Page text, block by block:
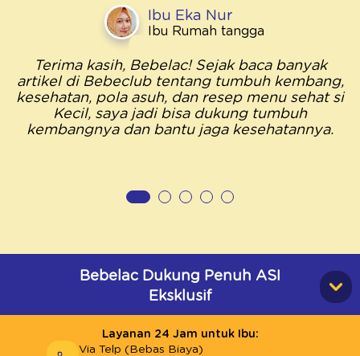
Ibu Eka Nur
Ibu Rumah tangga
Terima kasih, Bebelac! Sejak baca banyak
artikel di Bebeclub tentang tumbuh kembang,
kesehatan, pola asuh, dan resep menu sehat si
Kecil, saya jadi bisa dukung tumbuh
kembangnya dan bantu jaga kesehatannya.
Bebelac Dukung Penuh ASI
Eksklusif
Layanan 24 Jam untuk Ibu:
Via Telp (Bebas Biaya)